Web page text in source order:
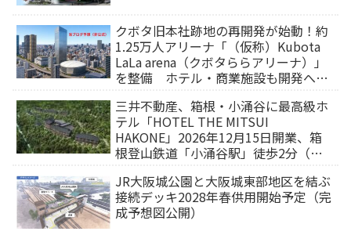
クボタ旧本社跡地の再開発が始動！約
1.25万人アリーナ「（仮称）Kubota
LaLa arena（クボタららアリーナ）」
を整備 ホテル・商業施設も開発へ
三井不動産、箱根・小涌谷に最高級ホ
テル「HOTEL THE MITSUI
HAKONE」2026年12月15日開業、箱
根登山鉄道「小涌谷駅」徒歩2分（旅
JR大阪城公園と大阪城東部地区を結ぶ
接続デッキ2028年春供用開始予定（完
成予想図公開）